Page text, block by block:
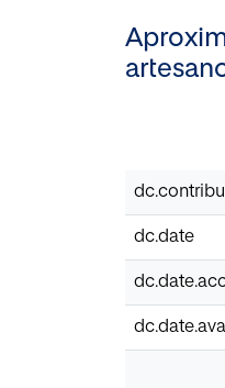
dc.date